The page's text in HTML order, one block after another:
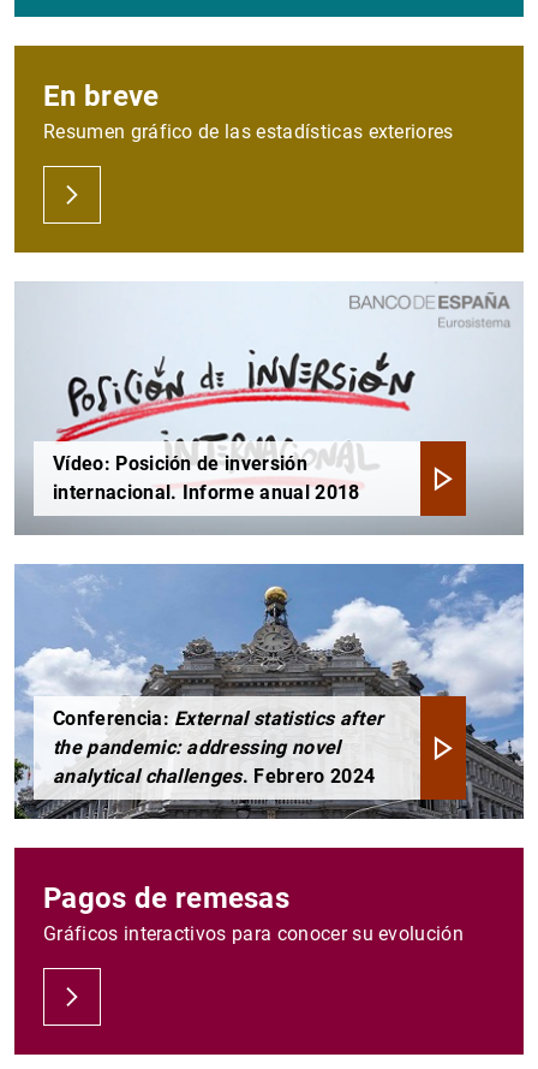
En breve
Resumen gráfico de las estadísticas exteriores
Vídeo: Posición de inversión
internacional. Informe anual 2018
Conferencia: External statistics after
the pandemic: addressing novel
analytical challenges. Febrero 2024
Pagos de remesas
Gráficos interactivos para conocer su evolución